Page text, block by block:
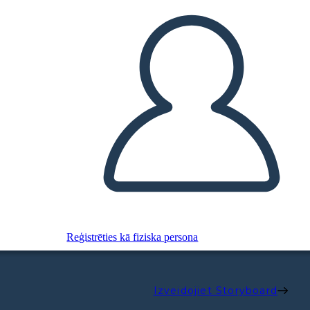
Reģistrēties kā fiziska persona
Izveidojiet Storyboard